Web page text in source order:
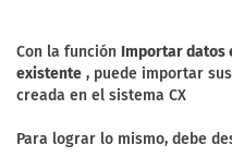
Con la función Importar datos
existente , puede importar
creada en el sistema CX
Para lograr lo mismo, debe